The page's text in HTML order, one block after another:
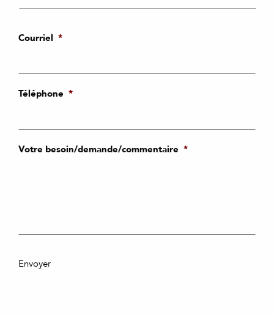
Courriel *
Téléphone *
Votre besoin/demande/commentaire *
Envoyer